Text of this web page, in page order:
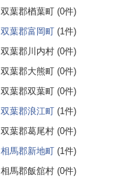
双葉郡楢葉町 (0件)
双葉郡富岡町 (1件)
双葉郡川内村 (0件)
双葉郡大熊町 (0件)
双葉郡双葉町 (0件)
双葉郡浪江町 (1件)
双葉郡葛尾村 (0件)
相馬郡新地町 (1件)
相馬郡飯舘村 (0件)